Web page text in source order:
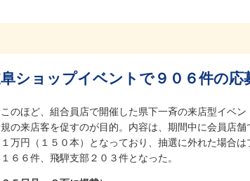
阜ショップイベントで９０６件の応
のほど、組合員店で開催した県下一斉の来店型イベ
の来店客を促すのが目的。内容は、期間中に会員店
万円（１５０本）となっており、抽選に外れた場合
６６件、飛騨支部２０３件となった。